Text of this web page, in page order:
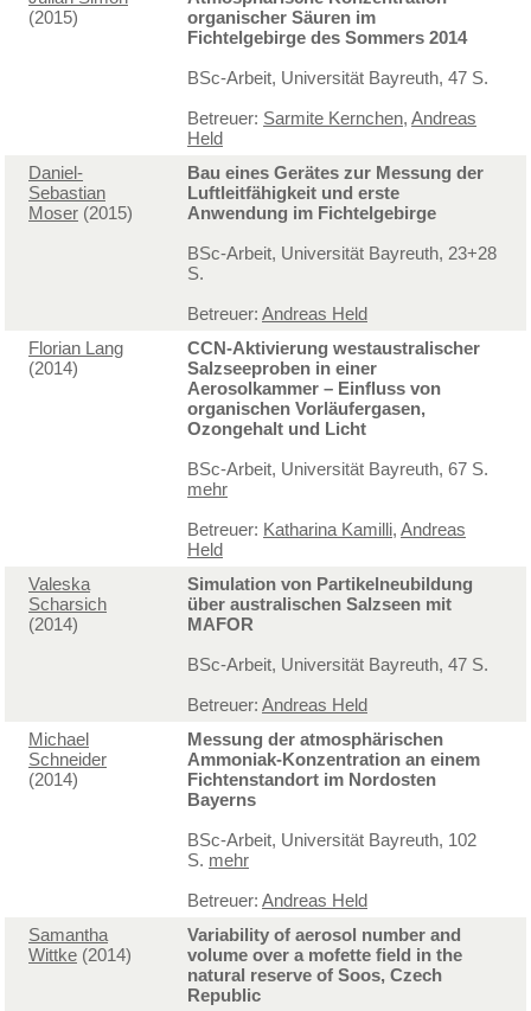
(2015)
organischer Säuren im
Fichtelgebirge des Sommers 2014
BSc-Arbeit, Universität Bayreuth, 47 S.
Betreuer: Sarmite Kernchen, Andreas
Held
Daniel-
Sebastian
Moser (2015)
Bau eines Gerätes zur Messung der
Luftleitfähigkeit und erste
Anwendung im Fichtelgebirge
BSc-Arbeit, Universität Bayreuth, 23+28
S.
Betreuer: Andreas Held
Florian Lang
(2014)
CCN-Aktivierung westaustralischer
Salzseeproben in einer
Aerosolkammer – Einfluss von
organischen Vorläufergasen,
Ozongehalt und Licht
BSc-Arbeit, Universität Bayreuth, 67 S.
mehr
Betreuer: Katharina Kamilli, Andreas
Held
Valeska
Scharsich
(2014)
Simulation von Partikelneubildung
über australischen Salzseen mit
MAFOR
BSc-Arbeit, Universität Bayreuth, 47 S.
Betreuer: Andreas Held
Michael
Schneider
(2014)
Messung der atmosphärischen
Ammoniak-Konzentration an einem
Fichtenstandort im Nordosten
Bayerns
BSc-Arbeit, Universität Bayreuth, 102
S. mehr
Betreuer: Andreas Held
Samantha
Wittke (2014)
Variability of aerosol number and
volume over a mofette field in the
natural reserve of Soos, Czech
Republic